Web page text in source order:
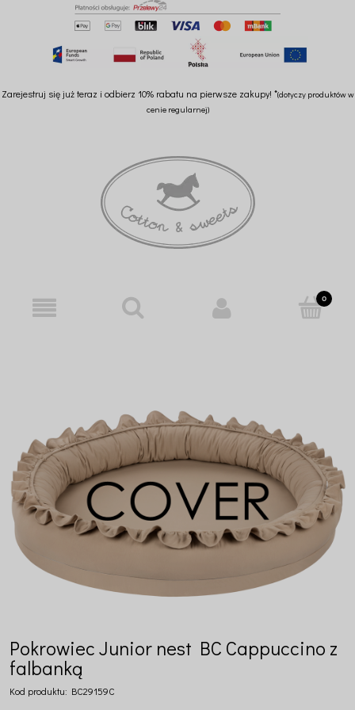
Zarejestruj się już teraz i odbierz 10% rabatu na pierwsze zakupy! *(dotyczy produktów w
cenie regularnej)
Pokrowiec Junior nest BC Cappuccino z
falbanką
Kod produktu: BC29159C